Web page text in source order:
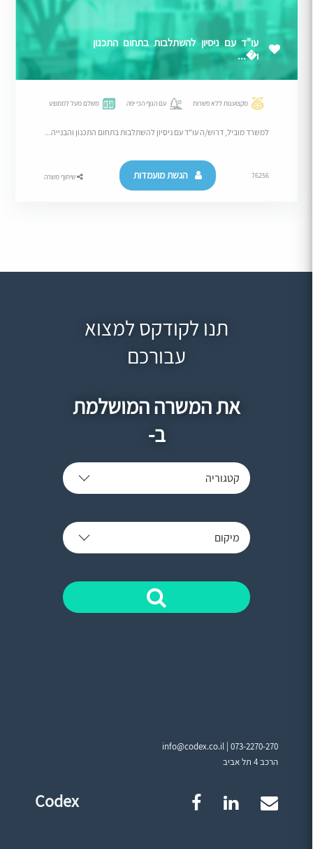
עו"ד עם ניסיון להשתלבות בתחום התכנון
ו�...
מקצוענות ללא פשרות עם הנוף הכי יפה משלם מעל לממוצע
למשרד מוביל, דרוש/ה עו"ד עם ניסיון להשתלבות בתחום התכנון והבנייה...
76256 הגשת מועמדות שיתוף משרה
תנו לקודקס למצוא
עבורכם
את המשרה המושלמת
ב-
קטגוריה
מיקום
info@codex.co.il |073-2270-270
הרכב 4 תל אביב
Codex